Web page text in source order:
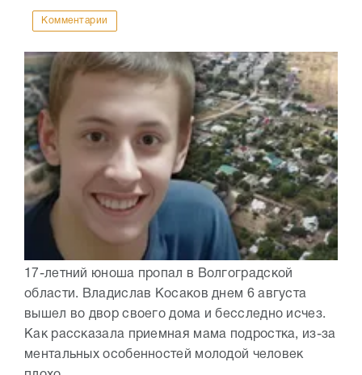
Комментарии
17-летний юноша пропал в Волгоградской
области. Владислав Косаков днем 6 августа
вышел во двор своего дома и бесследно исчез.
Как рассказала приемная мама подростка, из-за
ментальных особенностей молодой человек